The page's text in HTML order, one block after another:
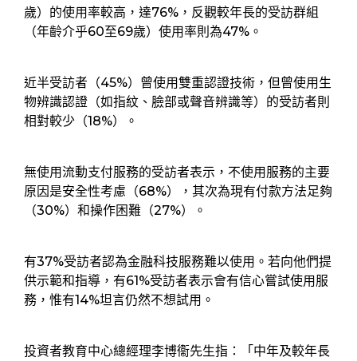
歲）的使用率較高，達76%，反觀較年長的受訪群組
（年齡介乎60至69歲）使用率則為47%。
近半受訪者（45%）曾使用雙重認證技術，但曾使用生
物辨識認證（如指紋、臉部或聲音辨識等）的受訪者則
相對較少（18%）。
無使用流動支付服務的受訪者表示，不使用服務的主要
原因是安全性考慮（68%），其次為現有付款方法足夠
（30%）和操作困難（27%）。
有37%受訪者認為金融科技服務難以使用。若向他們提
供示範和指導，有61%受訪者表示會有信心嘗試使用服
務，惟有14%坦言仍然不想試用。
投資者教育中心總經理李博衞先生指：「中年及較年長